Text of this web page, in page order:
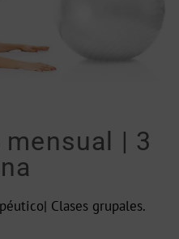
| 3
Clases grupales.